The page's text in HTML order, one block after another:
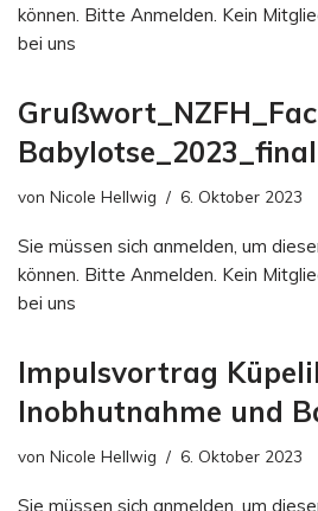
können. Bitte Anmelden. Kein
bei uns
Babylotse_2023_final
von Nicole Hellwig 6. Oktober 2023
Sie müssen sich anmelden, um
können. Bitte Anmelden. Kein
bei uns
Impulsvortrag
Inobhutnahme und
von Nicole Hellwig 6. Oktober 2023
Sie müssen sich anmelden, um